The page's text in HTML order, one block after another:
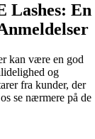
Lashes: En
kan være en god
og
fra kunder, der
se nærmere på de